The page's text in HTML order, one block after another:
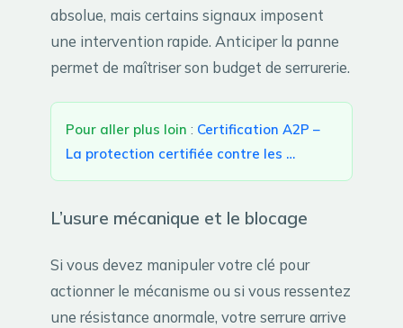
absolue, mais certains signaux imposent
une intervention rapide. Anticiper la panne
permet de maîtriser son budget de serrurerie.
Pour aller plus loin : Certification A2P –
La protection certifiée contre les …
L’usure mécanique et le blocage
Si vous devez manipuler votre clé pour
actionner le mécanisme ou si vous ressentez
une résistance anormale, votre serrure arrive